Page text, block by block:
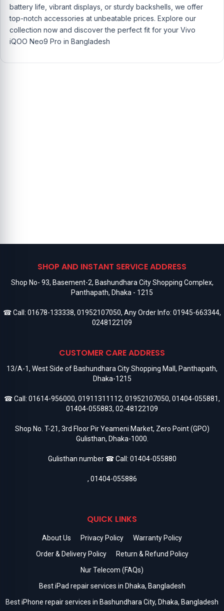
battery life, vibrant displays, or sturdy backshells, we offer
top-notch accessories at unbeatable prices. Explore our
collection now and discover the perfect fit for your Vivo
iQOO Neo9 Pro in Bangladesh
SHOP AND INSTANT SERVICE ADDRESS
Shop No- 93, Basement-2, Bashundhara City Shopping Complex,
Panthapath, Dhaka - 1215
☎ Call: 01678-133338, 01952107050, Any Order Info: 01945-663344,
0248122109
CUSTOMER CARE ADDRESS
13/A-1, West Side of Bashundhara City Shopping Mall, Panthapath,
Dhaka-1215
☎ Call: 01614-956000, 01911311112, 01952107050, 01404-055881,
01404-055883, 02-48122109
Shop No. T-21, 3rd Floor Pir Yeameni Market, Zero Point (GPO)
Gulisthan, Dhaka-1000.
Gulisthan number ☎ Call: 01404-055880
, 01404-055886
QUICK LINKS
About Us Privacy Policy
Warranty Policy
Order & Delivery Policy
Return & Refund Policy
Nur Telecom (FAQs)
Best iPad repair services in Dhaka, Bangladesh
Best iPhone repair services in Bashundhara City, Dhaka, Bangladesh